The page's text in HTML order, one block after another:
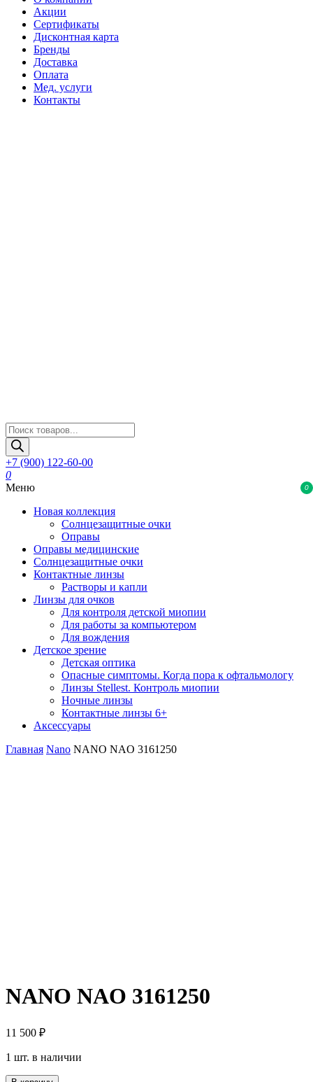
Акции
Сертификаты
Дисконтная карта
Бренды
Доставка
Оплата
Мед. услуги
Контакты
Поиск
товаров
+7 (900) 122-60-00
0
0
Меню
Новая коллекция
Солнцезащитные очки
Оправы
Оправы медицинские
Солнцезащитные очки
Контактные линзы
Растворы и капли
Линзы для очков
Для контроля детской миопии
Для работы за компьютером
Для вождения
Детское зрение
Детская оптика
Опасные симптомы. Когда пора к офтальмологу
Линзы Stellest. Контроль миопии
Ночные линзы
Контактные линзы 6+
Аксессуары
Главная Nano NANO NAO 3161250
NANO NAO 3161250
11 500 ₽
1 шт. в наличии